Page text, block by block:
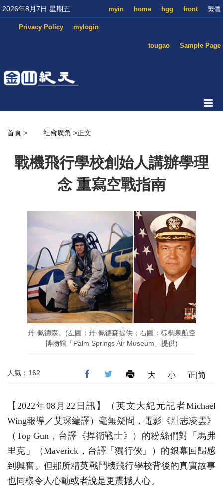
2026年8月7日 星期五 繁體
front
hgg
home
myin
mylogin
Privacy Policy
Sample Page
tougao
首頁 > 社會廣角 >正文
戰機飛行學校創始人講辦學理
念 重寫空戰指南
丹·佩德森。(左圖：丹·佩德森提供；右圖：棕櫚泉航空
博物館「Palm Springs Air Museum」提供)
人氣：162 大 小 正|简
【2022年08月22日訊】（英文大紀元記者Michael
Wing報導／艾琛編譯）毫無疑問，電影《壯志凌雲》
（Top Gun，台譯《捍衛戰士》）的粉絲們對「馬弗
里克」（Maverick，台譯「獨行俠」）的銀幕回歸感
到興奮。但那所精英戰鬥機飛行學校背後的真實故事
也同樣令人心動或者說是更震撼人心。